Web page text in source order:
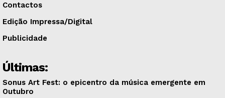
Contactos
Edição Impressa/Digital
Publicidade
Últimas:
Sonus Art Fest: o epicentro da música emergente em
Outubro